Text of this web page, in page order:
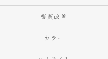
髪質改善
カラー